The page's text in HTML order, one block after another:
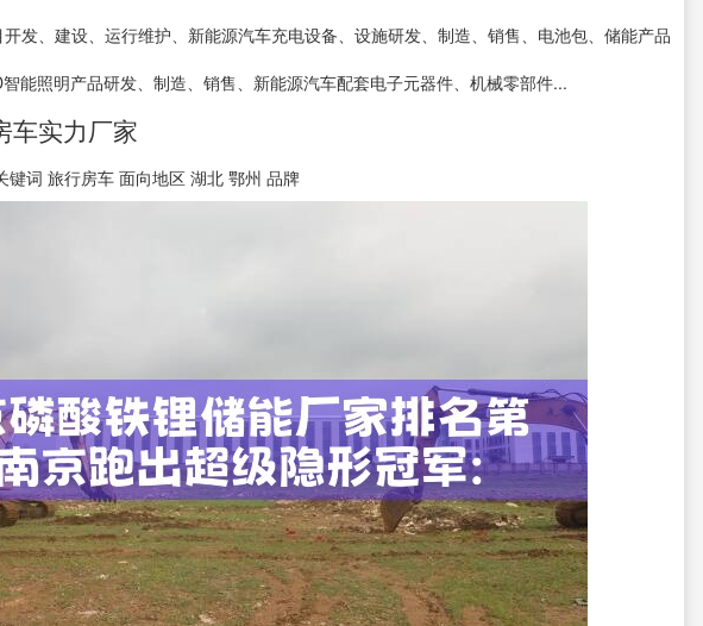
发、建设、运行维护、新能源汽车充电设备、设施研发、制造、销售、电池包、储能产品
能照明产品研发、制造、销售、新能源汽车配套电子元器件、机械零部件...
车实力厂家
键词 旅行房车 面向地区 湖北 鄂州 品牌